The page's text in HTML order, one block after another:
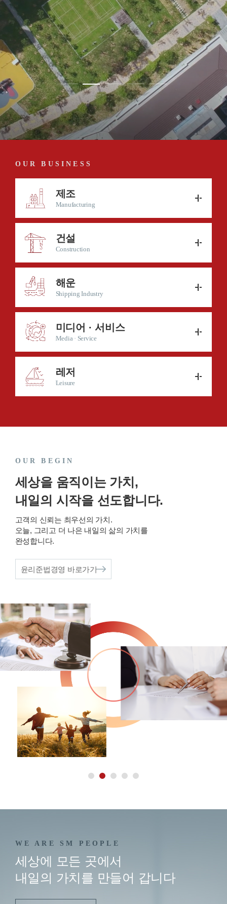
OUR BUSINESS
제조
Manufacturing
건설
Construction
해운
Shipping Industry
미디어 · 서비스
Media · Service
레저
Leisure
OUR BEGIN
세상을 움직이는 가치,
내일의 시작을 선도합니다.
고객의 신뢰는 최우선의 가치.
오늘, 그리고 더 나은 내일의 삶의 가치를
완성합니다.
윤리준법경영 바로가기
WE ARE SM PEOPLE
세상에 모든 곳에서
내일의 가치를 만들어 갑니다